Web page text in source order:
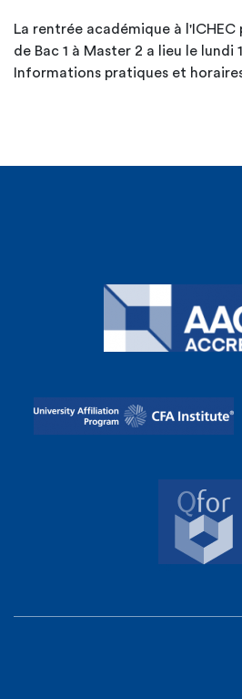
La rentrée académique à
de Bac 1 à Master 2 a lieu le lundi
Informations pratiques et